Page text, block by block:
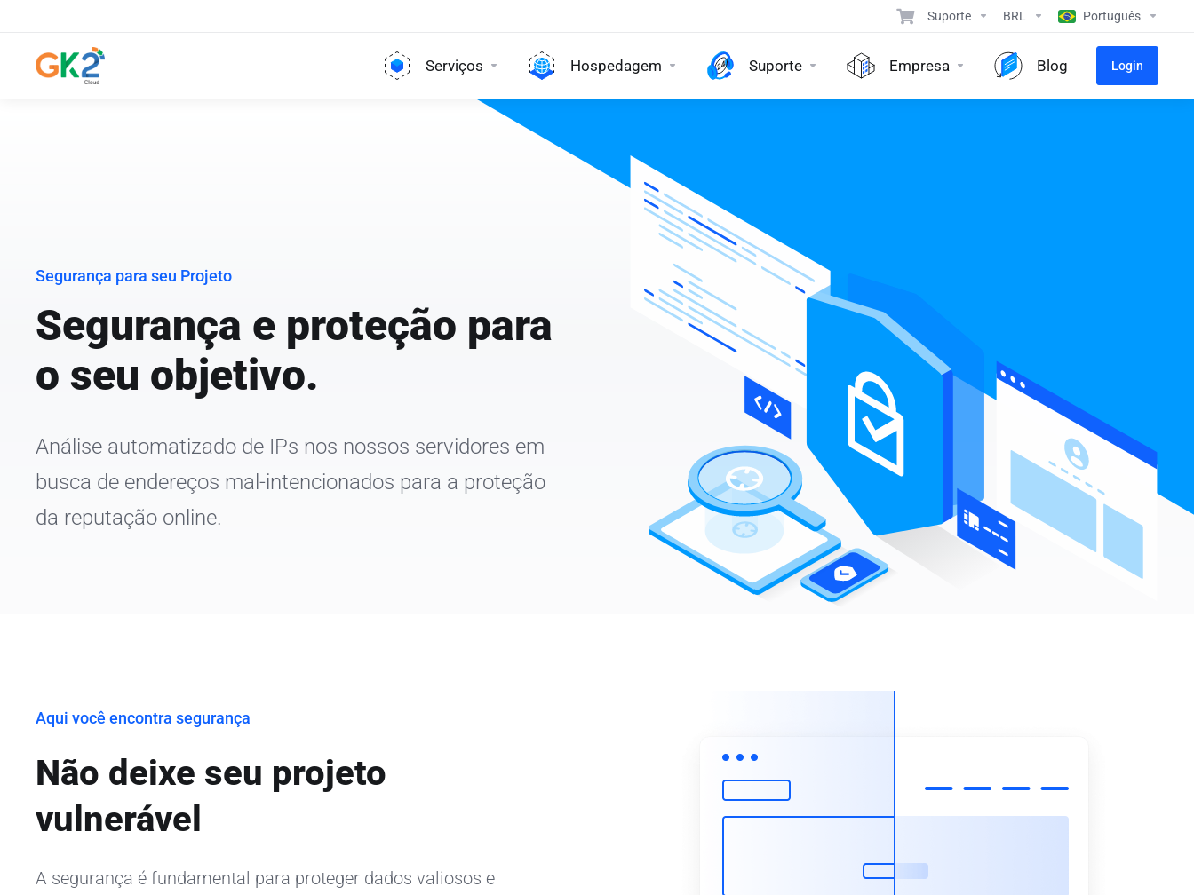
Suporte BRL Português
Serviços Hospedagem Suporte Empresa Blog Login
Segurança para seu Projeto
Segurança e proteção para
o seu objetivo.
Análise automatizado de IPs nos nossos servidores em
busca de endereços mal-intencionados para a proteção
da reputação online.
Aqui você encontra segurança
Não deixe seu projeto
vulnerável
A segurança é fundamental para proteger dados valiosos e